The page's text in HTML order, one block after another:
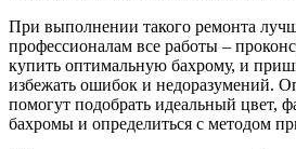
При выполнении такого ремонта
профессионалам все работы –
купить оптимальную бахрому, и
избежать ошибок и недоразумений.
помогут подобрать идеальный цвет,
бахромы и определиться с методом